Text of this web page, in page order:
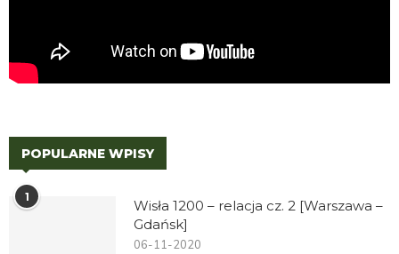
POPULARNE WPISY
1
Wisła 1200 – relacja cz. 2 [Warszawa –
Gdańsk]
06-11-2020